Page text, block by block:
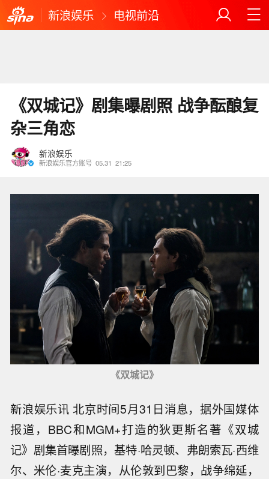
新浪娱乐 电视前沿
《双城记》剧集曝剧照 战争酝酿复
杂三角恋
新浪娱乐
新浪娱乐官方账号 05.31 21:25
《双城记》
新浪娱乐讯 北京时间5月31日消息，据外国媒体
报道，BBC和MGM+打造的狄更斯名著《双城
记》剧集首曝剧照，基特·哈灵顿、弗朗索瓦·西维
尔、米伦·麦克主演，从伦敦到巴黎，战争绵延，